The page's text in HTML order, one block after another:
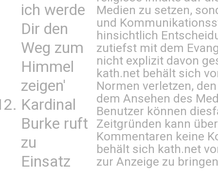
ich werde
Dir den
Weg zum
Himmel
zeigen'
Kardinal
Burke ruft
zu
Einsatz
Medien zu setzen,
und
hinsichtlich
zutiefst mit dem
nicht explizit davon
kath.net behält sich
Normen verletzen,
dem Ansehen des
Benutzer können
Zeitgründen kann
Kommentaren keine
behält sich kath.net
zur Anzeige zu